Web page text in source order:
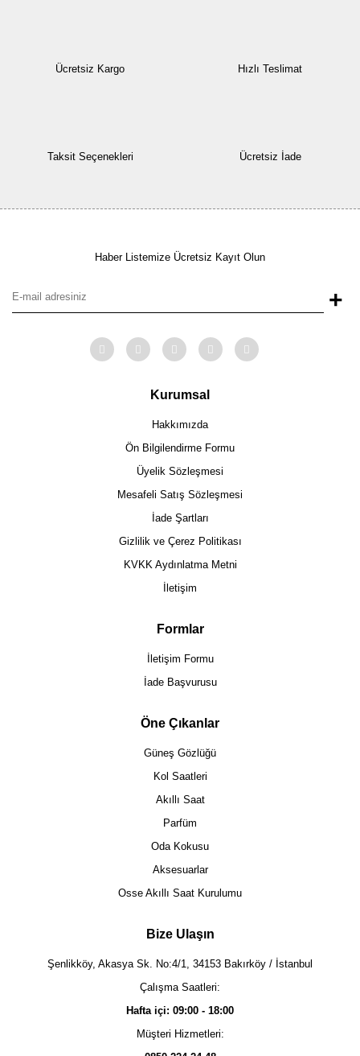
Ücretsiz Kargo Hızlı Teslimat
Taksit Seçenekleri Ücretsiz İade
Haber Listemize Ücretsiz Kayıt Olun
+
Kurumsal
Hakkımızda
Ön Bilgilendirme Formu
Üyelik Sözleşmesi
Mesafeli Satış Sözleşmesi
İade Şartları
Gizlilik ve Çerez Politikası
KVKK Aydınlatma Metni
İletişim
Formlar
İletişim Formu
İade Başvurusu
Öne Çıkanlar
Güneş Gözlüğü
Kol Saatleri
Akıllı Saat
Parfüm
Oda Kokusu
Aksesuarlar
Osse Akıllı Saat Kurulumu
Bize Ulaşın
Şenlikköy, Akasya Sk. No:4/1, 34153 Bakırköy / İstanbul
Çalışma Saatleri:
Hafta içi: 09:00 - 18:00
Müşteri Hizmetleri: